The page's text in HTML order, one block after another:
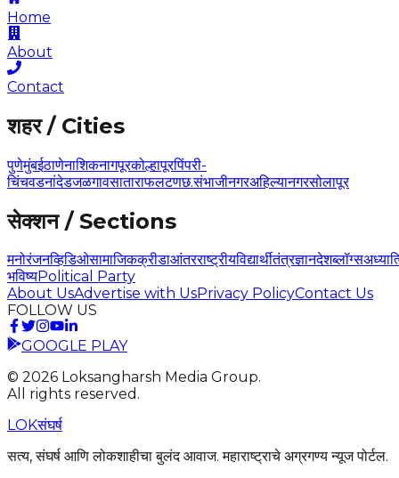
Home
About
Contact
शहर / Cities
पुणेमुंबईठाणेनाशिकनागपूरकोल्हापूरपिंपरी-
चिंचवडनांदेडजळगावसाताराफलटणछ.संभाजीनगरअहिल्यानगरसोलापूर
सेक्शन / Sections
मनोरंजनव्हिडिओसामाजिकक्रीडाआंतरराष्ट्रीयविद्यार्थीतंत्रज्ञानदेशब्लॉग्स
भविष्यPolitical Party
About UsAdvertise with UsPrivacy PolicyContact Us
FOLLOW US
GOOGLE PLAY
© 2026 Loksangharsh Media Group.
All rights reserved.
LOKसंघर्ष
सत्य, संघर्ष आणि लोकशाहीचा बुलंद आवाज. महाराष्ट्राचे अग्रगण्य न्यूज पोर्टल.